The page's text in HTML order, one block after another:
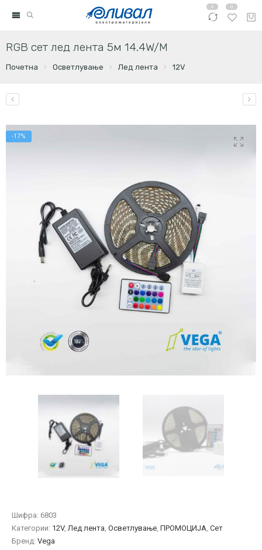
0 0
RGB сет лед лента 5м 14.4W/М
Почетна Осветлување Лед лента 12V
-17%
Шифра: 6803
Категории: 12V, Лед лента Осветлување ПРОМОЦИЈА Сет
Бренд: Vega